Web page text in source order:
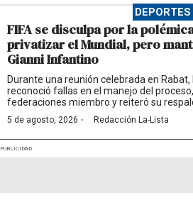
DEPORTES
FIFA se disculpa por la
privatizar el Mundial, pero
Gianni Infantino
Durante una reunión celebrada en
reconoció fallas en el manejo del
federaciones miembro y reiteró su
5 de agosto, 2026 · Redacción La-Lista
PUBLICIDAD